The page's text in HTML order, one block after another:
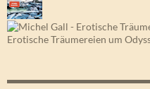
Erotische Träumereien um